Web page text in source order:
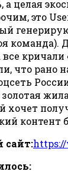
а целая
это
команда).
что рано
хочет
контент
сайт: